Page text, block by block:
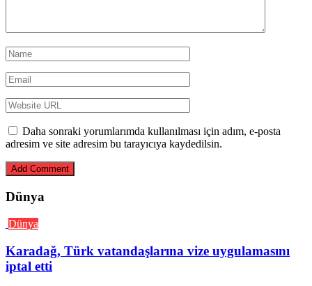
Daha sonraki yorumlarımda kullanılması için adım, e-posta
adresim ve site adresim bu tarayıcıya kaydedilsin.
Dünya
Dünya
Karadağ, Türk vatandaşlarına vize uygulamasını
iptal etti